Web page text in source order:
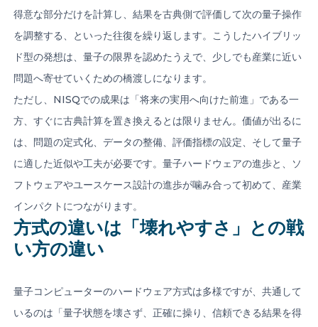
得意な部分だけを計算し、結果を古典側で評価して次の量子操作
を調整する、といった往復を繰り返します。こうしたハイブリッ
ド型の発想は、量子の限界を認めたうえで、少しでも産業に近い
問題へ寄せていくための橋渡しになります。
ただし、NISQでの成果は「将来の実用へ向けた前進」である一
方、すぐに古典計算を置き換えるとは限りません。価値が出るに
は、問題の定式化、データの整備、評価指標の設定、そして量子
に適した近似や工夫が必要です。量子ハードウェアの進歩と、ソ
フトウェアやユースケース設計の進歩が噛み合って初めて、産業
インパクトにつながります。
方式の違いは「壊れやすさ」との戦
い方の違い
量子コンピューターのハードウェア方式は多様ですが、共通して
いるのは「量子状態を壊さず、正確に操り、信頼できる結果を得